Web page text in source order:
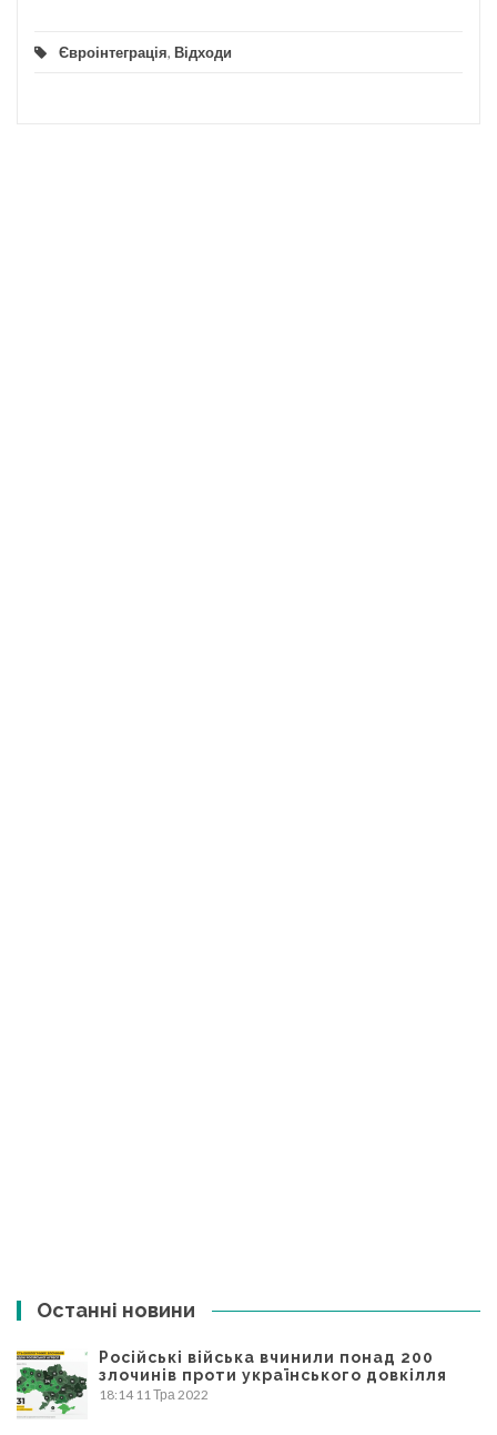
Євроінтеграція, Відходи
Останні новини
Російські війська вчинили понад 200
злочинів проти українського довкілля
18:14 11 Тра 2022